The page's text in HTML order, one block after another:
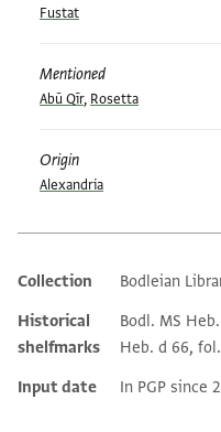
Fustat
Mentioned
Abū Qīr, Rosetta
Origin
Alexandria
Additional metadata
Collection
Bodleian
Historical
shelfmarks
Bodl. MS
Heb. d 66,
Input date
In PGP since